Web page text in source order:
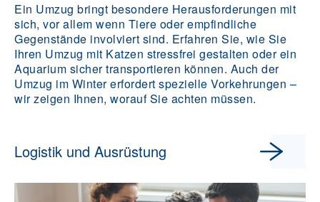
Ein Umzug bringt besondere Herausforderungen mit
sich, vor allem wenn Tiere oder empfindliche
Gegenstände involviert sind. Erfahren Sie, wie Sie
Ihren Umzug mit Katzen stressfrei gestalten oder ein
Aquarium sicher transportieren können. Auch der
Umzug im Winter erfordert spezielle Vorkehrungen –
wir zeigen Ihnen, worauf Sie achten müssen.
Logistik und Ausrüstung